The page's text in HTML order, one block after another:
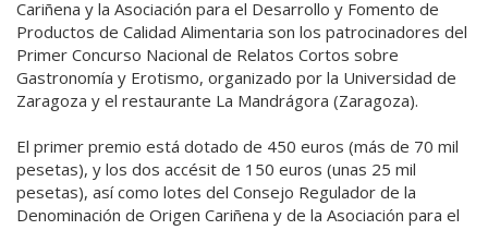
Cariñena y la Asociación para el Desarrollo y Fomento de
Productos de Calidad Alimentaria son los patrocinadores del
Primer Concurso Nacional de Relatos Cortos sobre
Gastronomía y Erotismo, organizado por la Universidad de
Zaragoza y el restaurante La Mandrágora (Zaragoza).
El primer premio está dotado de 450 euros (más de 70 mil
pesetas), y los dos accésit de 150 euros (unas 25 mil
pesetas), así como lotes del Consejo Regulador de la
Denominación de Origen Cariñena y de la Asociación para el